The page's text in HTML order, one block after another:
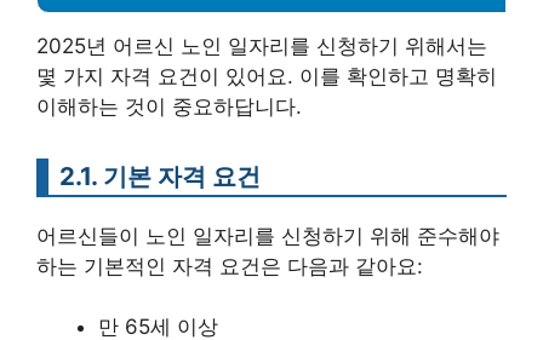
2025년 어르신 노인 일자리를 신청하기 위해서는
몇 가지 자격 요건이 있어요. 이를 확인하고 명확히
이해하는 것이 중요하답니다.
2.1. 기본 자격 요건
어르신들이 노인 일자리를 신청하기 위해 준수해야
하는 기본적인 자격 요건은 다음과 같아요:
만 65세 이상